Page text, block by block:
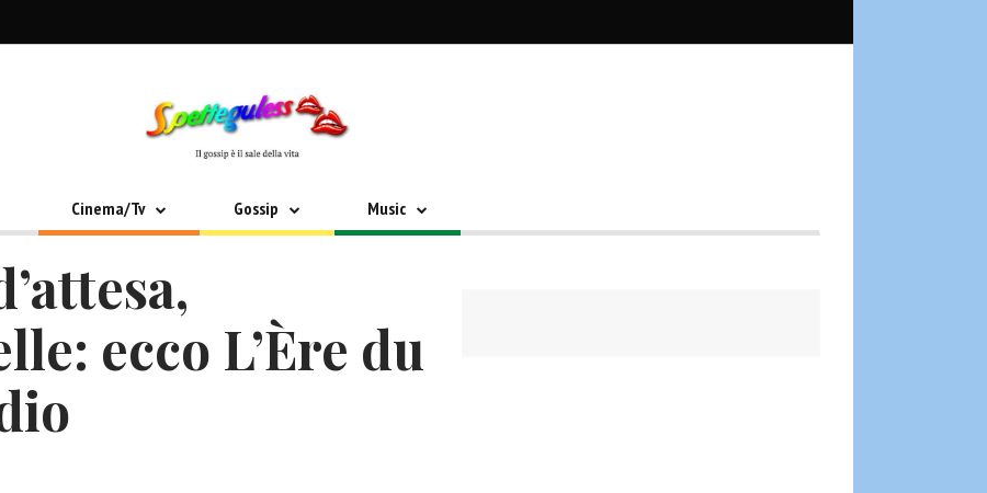
Cinema/Tv Gossip Music
ecco L’Ère du